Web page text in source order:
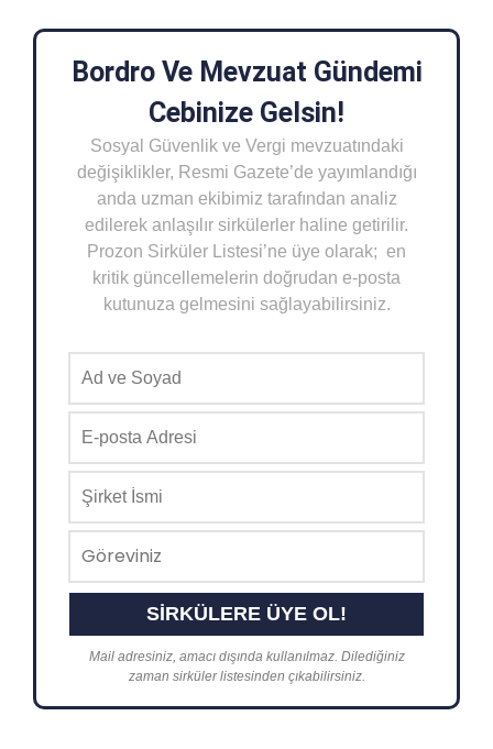
Bordro Ve Mevzuat Gündemi
Cebinize Gelsin!
Sosyal Güvenlik ve Vergi mevzuatındaki
değişiklikler, Resmi Gazete’de yayımlandığı
anda uzman ekibimiz tarafından analiz
edilerek anlaşılır sirkülerler haline getirilir.
Prozon Sirküler Listesi’ne üye olarak; en
kritik güncellemelerin doğrudan e-posta
kutunuza gelmesini sağlayabilirsiniz.
Mail adresiniz, amacı dışında kullanılmaz. Dilediğiniz
zaman sirküler listesinden çıkabilirsiniz.